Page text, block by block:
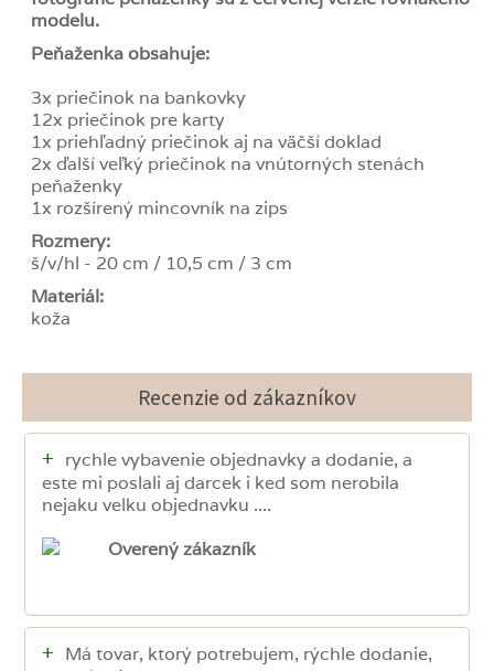
modelu.
Peňaženka obsahuje:
3x priečinok na bankovky
12x priečinok pre karty
1x priehľadný priečinok aj na väčší doklad
2x ďalší veľký priečinok na vnútorných stenách
peňaženky
1x rozšírený mincovník na zips
Rozmery:
š/v/hl - 20 cm / 10,5 cm / 3 cm
Materiál:
koža
Recenzie od zákazníkov
+ rychle vybavenie objednavky a dodanie, a
este mi poslali aj darcek i ked som nerobila
nejaku velku objednavku ....
Overený zákazník
+ Má tovar, ktorý potrebujem, rýchle dodanie,